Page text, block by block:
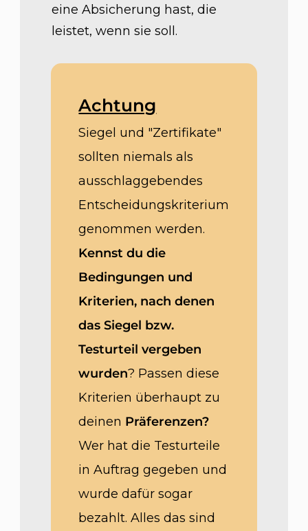
eine Absicherung hast, die
leistet, wenn sie soll.
Achtung
Siegel und "Zertifikate"
sollten niemals als
ausschlaggebendes
Entscheidungskriterium
genommen werden.
Kennst du die
Bedingungen und
Kriterien, nach denen
das Siegel bzw.
Testurteil vergeben
wurden? Passen diese
Kriterien überhaupt zu
deinen Präferenzen?
Wer hat die Testurteile
in Auftrag gegeben und
wurde dafür sogar
bezahlt. Alles das sind